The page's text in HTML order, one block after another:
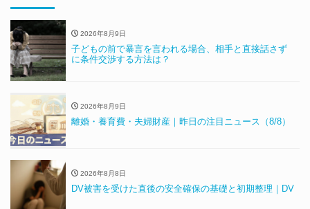
2026年8月9日
子どもの前で暴言を言われる場合、相手と直接話さず
に条件交渉する方法は？
2026年8月9日
離婚・養育費・夫婦財産｜昨日の注目ニュース（8/8）
2026年8月8日
DV被害を受けた直後の安全確保の基礎と初期整理｜DV